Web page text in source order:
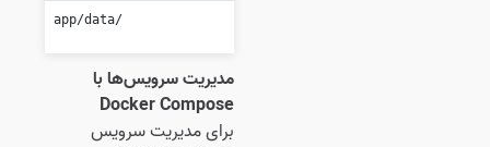
/app/data
مدیریت سرویس‌ها با
Docker Compose
برای مدیریت سرویس